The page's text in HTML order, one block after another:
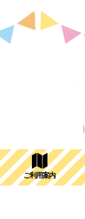
ご利用案内